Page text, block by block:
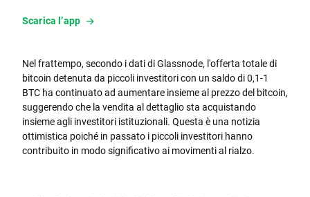
Scarica l’app
Nel frattempo, secondo i dati di Glassnode, l'offerta totale di
bitcoin detenuta da piccoli investitori con un saldo di 0,1-1
BTC ha continuato ad aumentare insieme al prezzo del bitcoin,
suggerendo che la vendita al dettaglio sta acquistando
insieme agli investitori istituzionali. Questa è una notizia
ottimistica poiché in passato i piccoli investitori hanno
contribuito in modo significativo ai movimenti al rialzo.